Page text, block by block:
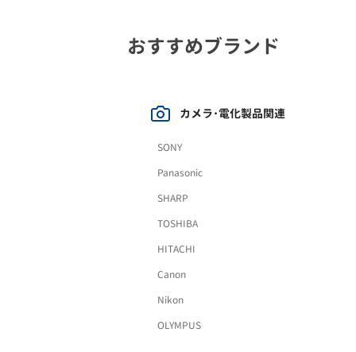
おすすめブランド
カメラ･電化製品関連
SONY
Panasonic
SHARP
TOSHIBA
HITACHI
Canon
Nikon
OLYMPUS